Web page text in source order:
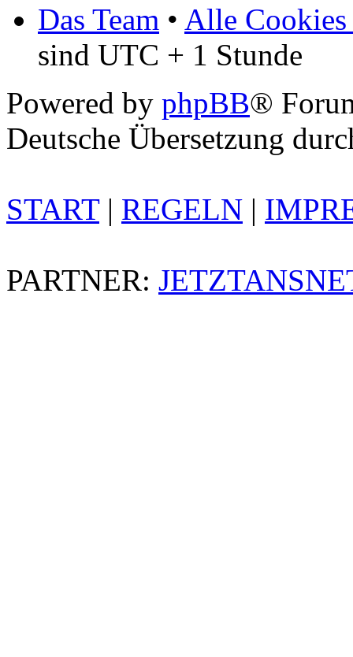
Das Team • Alle Cookies
sind UTC + 1 Stunde
Powered by phpBB®
Deutsche Übersetzung
START| REGELN |
PARTNER: